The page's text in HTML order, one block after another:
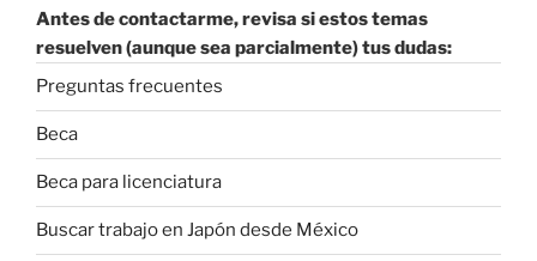
Antes de contactarme, revisa si estos temas
resuelven (aunque sea parcialmente) tus dudas:
Preguntas frecuentes
Beca
Beca para licenciatura
Buscar trabajo en Japón desde México